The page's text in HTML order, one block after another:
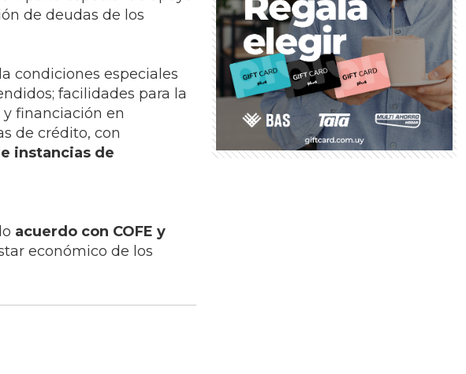
de deudas de los
condiciones especiales
facilidades para la
financiación en
de crédito, con
instancias de
acuerdo con COFE y
económico de los